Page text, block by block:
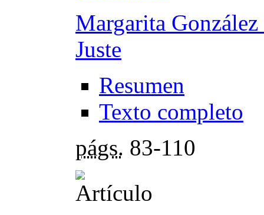
Margarita González
Juste
Resumen
Texto completo
págs. 83-110